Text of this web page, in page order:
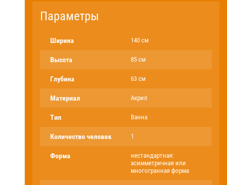
Параметры
Ширина 140 см
Высота 85 см
Глубина 63 см
Материал Акрил
Тип Ванна
Количество человек 1
Форма
нестандартная:
асимметричная или
многогранная форма